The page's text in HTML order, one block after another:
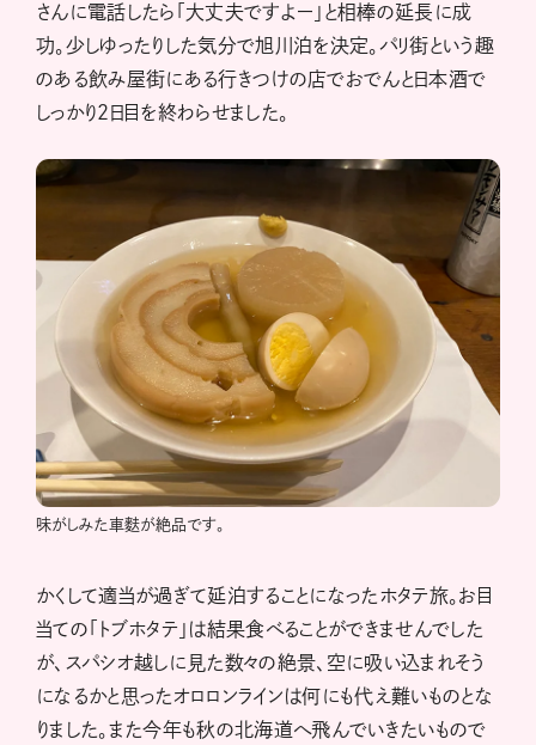
さんに電話したら「大丈夫ですよー」と相棒の延長に成
功。少しゆったりした気分で旭川泊を決定。パリ街という趣
のある飲み屋街にある行きつけの店でおでんと日本酒で
しっかり2日目を終わらせました。
味がしみた車麩が絶品です。
かくして適当が過ぎて延泊することになったホタテ旅。お目
当ての「トブホタテ」は結果食べることができませんでした
が、スパシオ越しに見た数々の絶景、空に吸い込まれそう
になるかと思ったオロロンラインは何にも代え難いものとな
りました。また今年も秋の北海道へ飛んでいきたいもので